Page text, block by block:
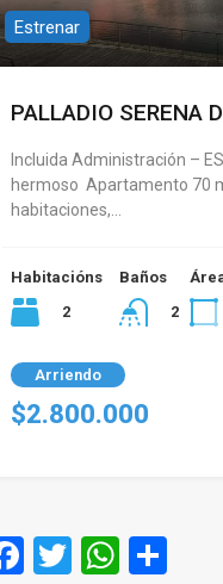
Estrenar
PALLADIO SERENA
Incluida Administración –
hermoso Apartamento 70
habitaciones,…
Habitacións
2
Baños
2
Arriendo
$2.800.000
FacebookTwitter WhatsApp